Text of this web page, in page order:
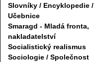
Slovníky / Encyklopedie /
Učebnice
Smaragd - Mladá fronta,
nakladatelství
Socialistický realismus
Sociologie / Společnost